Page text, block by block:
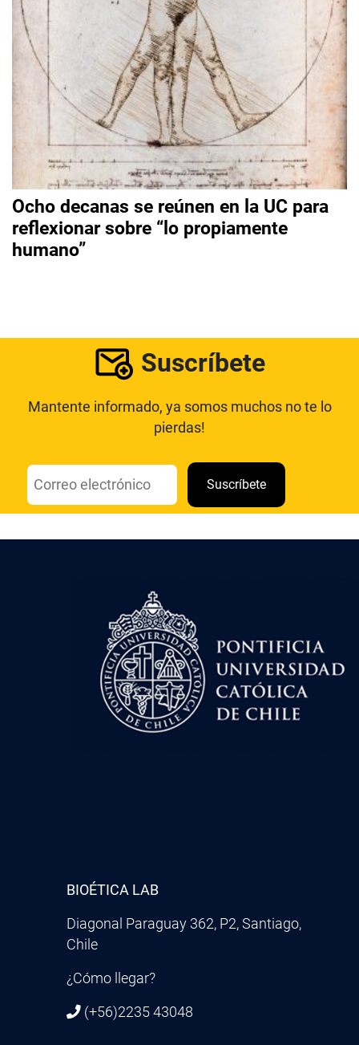
Ocho decanas se reúnen en la UC para
reflexionar sobre “lo propiamente
humano”
Suscríbete
Mantente informado, ya somos muchos no te lo
pierdas!
BIOÉTICA LAB
Diagonal Paraguay 362, P2, Santiago,
Chile
¿Cómo llegar?
(+56)2235 43048